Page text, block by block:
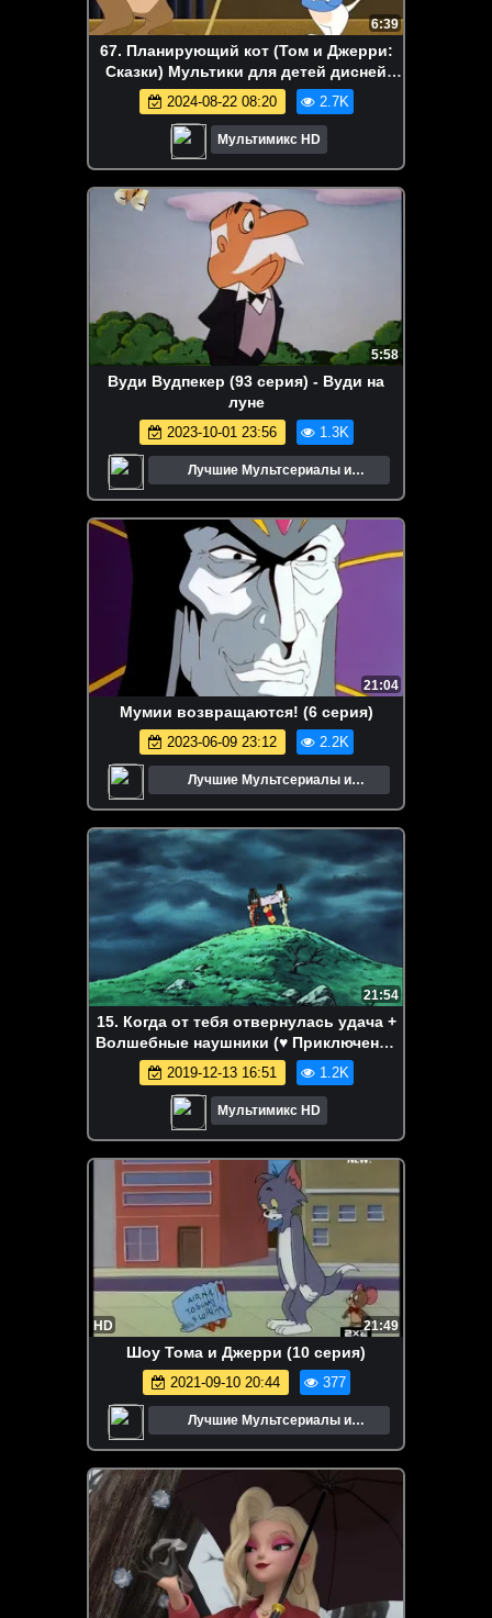
6:39
67. Планирующий кот (Том и Джерри:
Сказки) Мультики для детей дисней
disney сериалы Netflix
2024-08-22 08:20 2.7K
Мультимикс HD
5:58
Вуди Вудпекер (93 серия) - Вуди на
луне
2023-10-01 23:56 1.3K
Лучшие Мультсериалы и
Мультфильмы
21:04
Мумии возвращаются! (6 серия)
2023-06-09 23:12 2.2K
Лучшие Мультсериалы и
Мультфильмы
21:54
15. Когда от тебя отвернулась удача +
Волшебные наушники (♥ Приключения
Винни-Пуха) Мультики все серии для
детей мультсериалы
2019-12-13 16:51 1.2K
Мультимикс HD
HD 21:49
Шоу Тома и Джерри (10 серия)
2021-09-10 20:44 377
Лучшие Мультсериалы и
Мультфильмы